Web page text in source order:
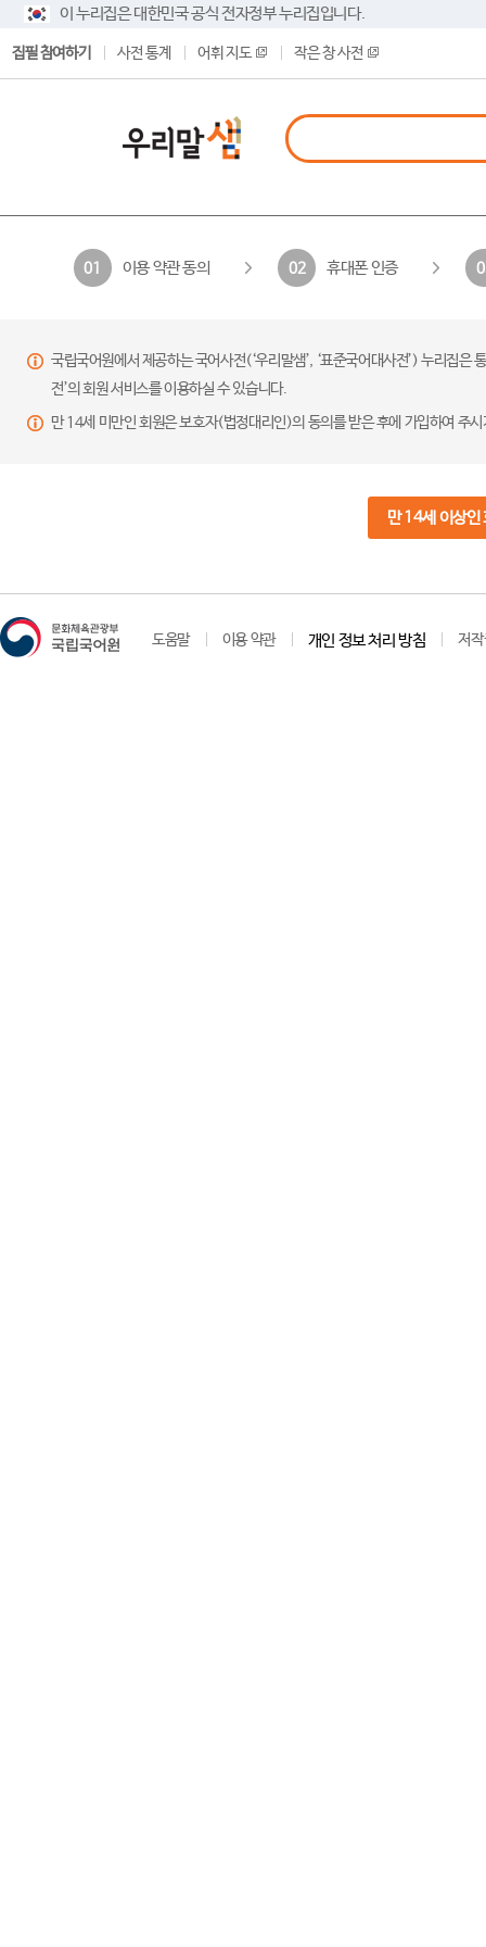
이 누리집은 대한민국 공식 전자정부 누리집입니다.
집필 참여하기 사전 통계 어휘 지도 작은 창 사전
01 이용 약관 동의 02 휴대폰 인증
국립국어원에서 제공하는 국어사전(‘우리말샘’, ‘표준국어대사전’) 누리집
전’의 회원 서비스를 이용하실 수 있습니다.
만 14세 미만인 회원은 보호자(법정대리인)의 동의를 받은 후에 가입하여 주
만 14세 이상인
도움말 이용 약관 개인 정보 처리 방침 저